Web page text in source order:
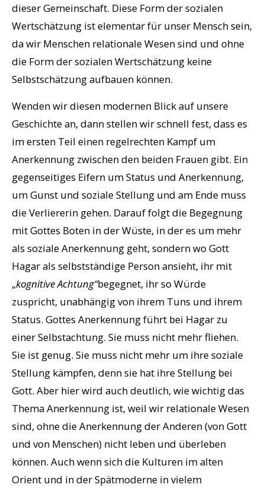
dieser Gemeinschaft. Diese Form der sozialen
Wertschätzung ist elementar für unser Mensch sein,
da wir Menschen relationale Wesen sind und ohne
die Form der sozialen Wertschätzung keine
Selbstschätzung aufbauen können.
Wenden wir diesen modernen Blick auf unsere
Geschichte an, dann stellen wir schnell fest, dass es
im ersten Teil einen regelrechten Kampf um
Anerkennung zwischen den beiden Frauen gibt. Ein
gegenseitiges Eifern um Status und Anerkennung,
um Gunst und soziale Stellung und am Ende muss
die Verliererin gehen. Darauf folgt die Begegnung
mit Gottes Boten in der Wüste, in der es um mehr
als soziale Anerkennung geht, sondern wo Gott
Hagar als selbstständige Person ansieht, ihr mit
„kognitive Achtung“begegnet, ihr so Würde
zuspricht, unabhängig von ihrem Tuns und ihrem
Status. Gottes Anerkennung führt bei Hagar zu
einer Selbstachtung. Sie muss nicht mehr fliehen.
Sie ist genug. Sie muss nicht mehr um ihre soziale
Stellung kämpfen, denn sie hat ihre Stellung bei
Gott. Aber hier wird auch deutlich, wie wichtig das
Thema Anerkennung ist, weil wir relationale Wesen
sind, ohne die Anerkennung der Anderen (von Gott
und von Menschen) nicht leben und überleben
können. Auch wenn sich die Kulturen im alten
Orient und in der Spätmoderne in vielem